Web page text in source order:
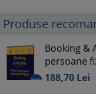
Produse
Booking &
persoane
188,70 Lei